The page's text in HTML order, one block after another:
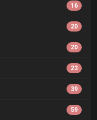
16
20
20
23
39
59